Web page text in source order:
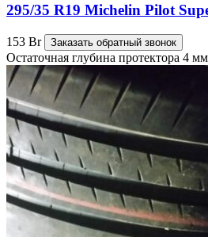
295/35 R19 Michelin Pilot
153 Br Заказать обратный звонок
Остаточная глубина протектора 4